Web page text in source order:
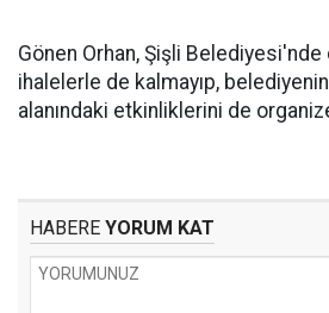
Gönen Orhan, Şişli Belediyesi'nde
ihalelerle de kalmayıp,
alanındaki etkinliklerini de
HABERE YORUM KAT